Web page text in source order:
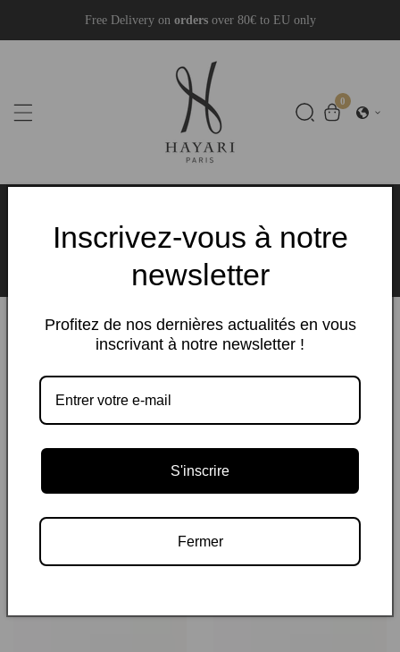
To
Free Delivery on ordersover 80€ to EU only
00
items
Collection:
Modern Rose Collection
Modern Rose Collection
Filter and sort 3 products
Inscrivez-vous à notre
newsletter
Profitez de nos dernières actualités en vous
inscrivant à notre newsletter !
S'inscrire
Fermer